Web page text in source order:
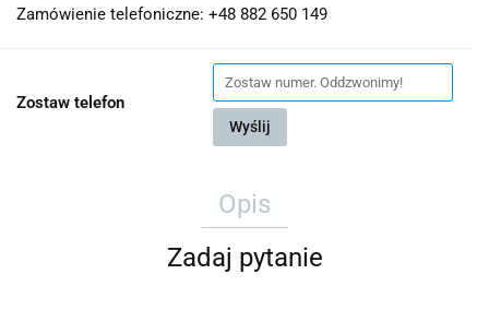
Zamówienie telefoniczne: +48 882 650 149
Zostaw telefon
Wyślij
Opis
Zadaj pytanie